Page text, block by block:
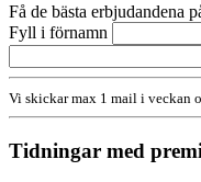
Få de bästa erbjudandena
Fyll i förnamn
Vi skickar max 1 mail i veckan
Tidningar med